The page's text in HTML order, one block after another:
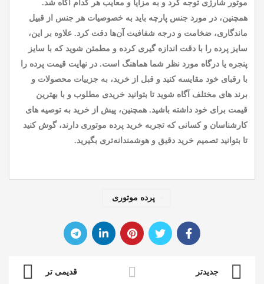
موتور شارژی توجه کرد و به مزایا و معایب هر کدام آگاه شد.
همچنین، در مورد جنس پارچه باید به خصوصیات هر جنس از قبیل
ماندگاری، ضخامت و درجه شفافیت آن‌ها دقت کرد. علاوه بر این،
سایز پرده را با دقت اندازه گیری کرده و مطمئن شوید که با سایز
پنجره یا درگاه مورد نظر شما هماهنگ است. در نهایت قیمت پرده را
با رقبای خود مقایسه کنید و قبل از خرید، به جزییات محصولات و
برند های مختلف آگاه شوید تا بتوانید خریدی مطلوب و با بهترین
قیمت برای خود داشته باشید. همچنین، پیش از خرید به توصیه های
کارشناسان و کسانی که تجربه خرید پرده موتوری دارند، گوش کنید
تا بتوانید تصمیم خرید دقیق و هوشمندانه‌تری بگیرید.
پرده موتوری
جدیدتر قدیمی تر